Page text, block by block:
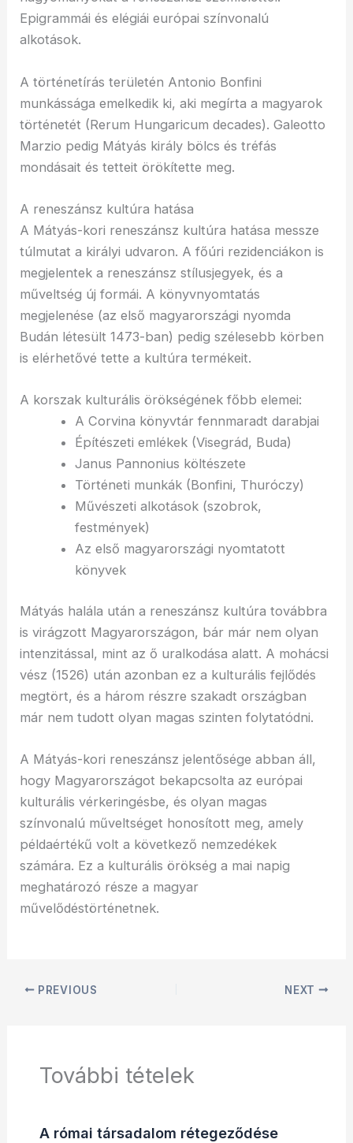
Epigrammái és elégiái európai színvonalú
alkotások.
A történetírás területén Antonio Bonfini
munkássága emelkedik ki, aki megírta a magyarok
történetét (Rerum Hungaricum decades). Galeotto
Marzio pedig Mátyás király bölcs és tréfás
mondásait és tetteit örökítette meg.
A reneszánsz kultúra hatása
A Mátyás-kori reneszánsz kultúra hatása messze
túlmutat a királyi udvaron. A főúri rezidenciákon is
megjelentek a reneszánsz stílusjegyek, és a
műveltség új formái. A könyvnyomtatás
megjelenése (az első magyarországi nyomda
Budán létesült 1473-ban) pedig szélesebb körben
is elérhetővé tette a kultúra termékeit.
A korszak kulturális örökségének főbb elemei:
A Corvina könyvtár fennmaradt darabjai
Építészeti emlékek (Visegrád, Buda)
Janus Pannonius költészete
Történeti munkák (Bonfini, Thuróczy)
Művészeti alkotások (szobrok,
festmények)
Az első magyarországi nyomtatott
könyvek
Mátyás halála után a reneszánsz kultúra továbbra
is virágzott Magyarországon, bár már nem olyan
intenzitással, mint az ő uralkodása alatt. A mohácsi
vész (1526) után azonban ez a kulturális fejlődés
megtört, és a három részre szakadt országban
már nem tudott olyan magas szinten folytatódni.
A Mátyás-kori reneszánsz jelentősége abban áll,
hogy Magyarországot bekapcsolta az európai
kulturális vérkeringésbe, és olyan magas
színvonalú műveltséget honosított meg, amely
példaértékű volt a következő nemzedékek
számára. Ez a kulturális örökség a mai napig
meghatározó része a magyar
művelődéstörténetnek.
PREVIOUS NEXT
További tételek
A római társadalom rétegeződése